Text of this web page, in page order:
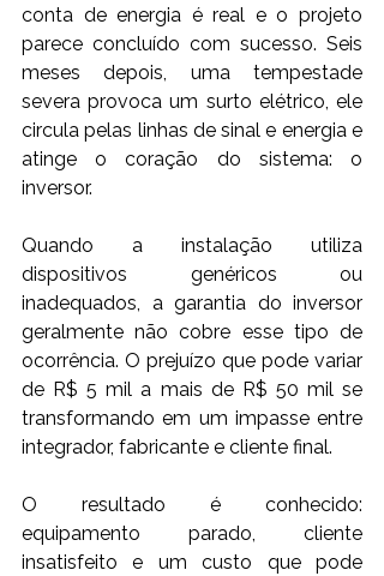
conta de energia é real e o projeto
parece concluído com sucesso. Seis
meses depois, uma tempestade
severa provoca um surto elétrico, ele
circula pelas linhas de sinal e energia e
atinge o coração do sistema: o
inversor.
Quando a instalação utiliza
dispositivos genéricos ou
inadequados, a garantia do inversor
geralmente não cobre esse tipo de
ocorrência. O prejuízo que pode variar
de R$ 5 mil a mais de R$ 50 mil se
transformando em um impasse entre
integrador, fabricante e cliente final.
O resultado é conhecido:
equipamento parado, cliente
insatisfeito e um custo que pode